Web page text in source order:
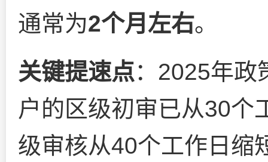
通常为2个月左右。
关键提速点：2025年政
户的区级初审已从30个
级审核从40个工作日缩